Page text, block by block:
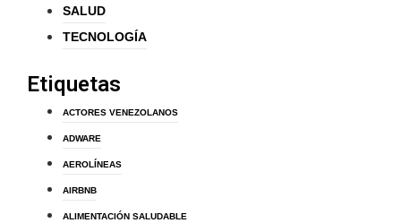
SALUD
TECNOLOGÍA
Etiquetas
ACTORES VENEZOLANOS
ADWARE
AEROLÍNEAS
AIRBNB
ALIMENTACIÓN SALUDABLE